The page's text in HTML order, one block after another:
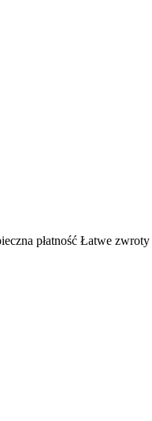
płatność Łatwe zwroty